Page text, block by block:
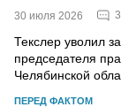
30 июля 2026 3
Текслер уволил
председателя
Челябинской
ПЕРЕД ФАКТОМ